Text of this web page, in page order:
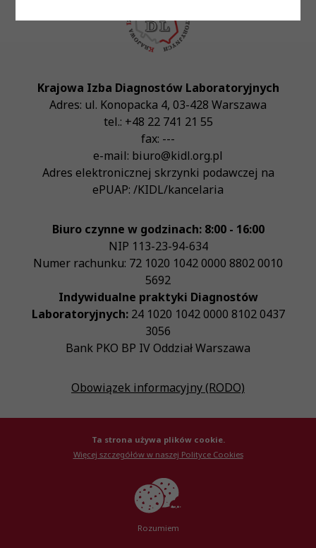
Krajowa Izba Diagnostów Laboratoryjnych
Adres: ul. Konopacka 4, 03-428 Warszawa
tel.: +48 22 741 21 55
fax: ---
e-mail: biuro@kidl.org.pl
Adres elektronicznej skrzynki podawczej na
ePUAP: /KIDL/kancelaria
Biuro czynne w godzinach: 8:00 - 16:00
NIP 113-23-94-634
Numer rachunku: 72 1020 1042 0000 8802 0010
5692
Indywidualne praktyki Diagnostów
Laboratoryjnych:24 1020 1042 0000 8102 0437
3056
Bank PKO BP IV Oddział Warszawa
Obowiązek informacyjny (RODO)
© Krajowa Izba Diagnostów Laboratoryjnych 2026
Created by
Ta strona używa plików cookie.
Więcej szczegółów w naszej Polityce Cookies
Rozumiem